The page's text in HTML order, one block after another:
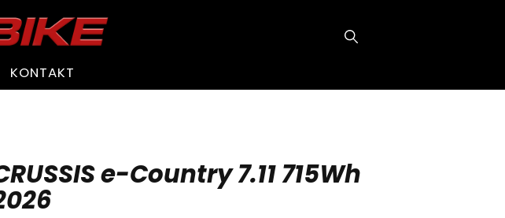
KONTAKT
e-Country 7.11 715Wh